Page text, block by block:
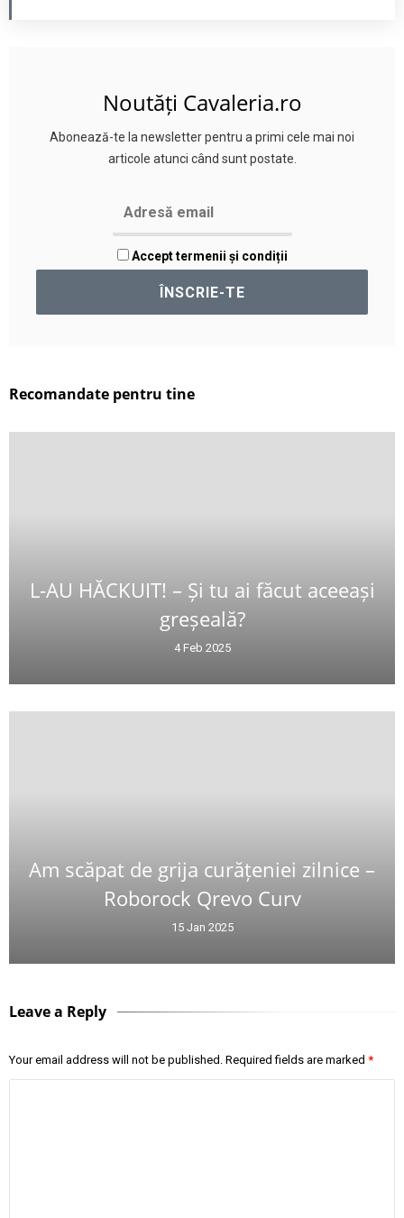
Noutăți Cavaleria.ro
Abonează-te la newsletter pentru a primi cele mai noi
articole atunci când sunt postate.
Accept termenii și condiții
Recomandate pentru tine
L-AU HĂCKUIT! – Și tu ai făcut aceeași
greșeală?
4 Feb 2025
Am scăpat de grija curățeniei zilnice –
Roborock Qrevo Curv
15 Jan 2025
Leave a Reply
Your email address will not be published. Required fields are marked *